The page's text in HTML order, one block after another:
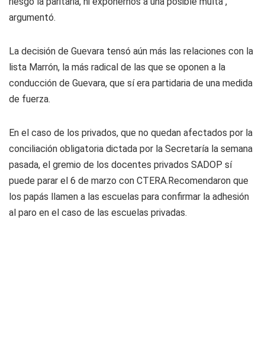
argumentó.
La decisión de Guevara tensó aún más las relaciones con la
lista Marrón, la más radical de las que se oponen a la
conducción de Guevara, que sí era partidaria de una medida
de fuerza.
En el caso de los privados, que no quedan afectados por la
conciliación obligatoria dictada por la Secretaría la semana
pasada, el gremio de los docentes privados SADOP sí
puede parar el 6 de marzo con CTERA.Recomendaron que
los papás llamen a las escuelas para confirmar la adhesión
al paro en el caso de las escuelas privadas.